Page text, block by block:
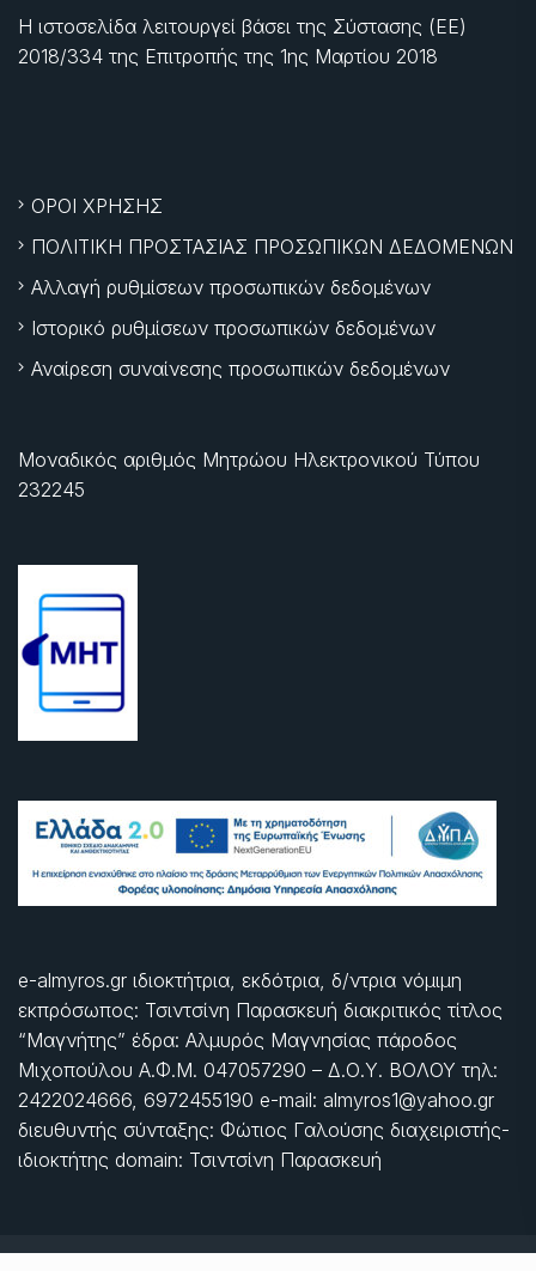
Η ιστοσελίδα λειτουργεί βάσει της Σύστασης (ΕΕ)
2018/334 της Επιτροπής της 1ης Μαρτίου 2018
ΟΡΟΙ ΧΡΗΣΗΣ
ΠΟΛΙΤΙΚΗ ΠΡΟΣΤΑΣΙΑΣ ΠΡΟΣΩΠΙΚΩΝ ΔΕΔΟΜΕΝΩΝ
Αλλαγή ρυθμίσεων προσωπικών δεδομένων
Ιστορικό ρυθμίσεων προσωπικών δεδομένων
Αναίρεση συναίνεσης προσωπικών δεδομένων
Μοναδικός αριθμός Μητρώου Ηλεκτρονικού Τύπου
232245
e-almyros.gr ιδιοκτήτρια, εκδότρια, δ/ντρια νόμιμη
εκπρόσωπος: Τσιντσίνη Παρασκευή διακριτικός τίτλος
“Μαγνήτης” έδρα: Αλμυρός Μαγνησίας πάροδος
Μιχοπούλου Α.Φ.Μ. 047057290 – Δ.Ο.Υ. ΒΟΛΟΥ τηλ:
2422024666, 6972455190 e-mail: almyros1@yahoo.gr
διευθυντής σύνταξης: Φώτιος Γαλούσης διαχειριστής-
ιδιοκτήτης domain: Τσιντσίνη Παρασκευή